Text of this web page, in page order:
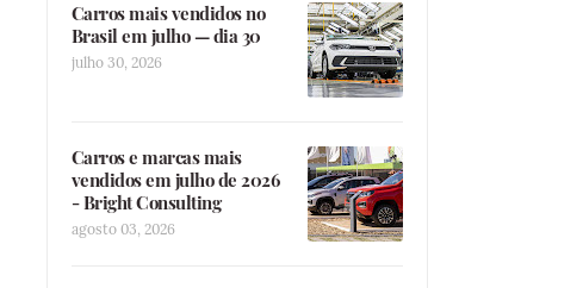
Carros mais vendidos no
Brasil em julho — dia 30
julho 30, 2026
Carros e marcas mais
vendidos em julho de 2026
- Bright Consulting
agosto 03, 2026